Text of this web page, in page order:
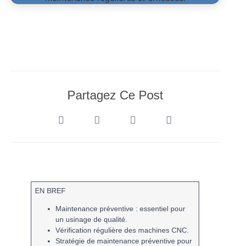
Partagez Ce Post
EN BREF
Maintenance préventive : essentiel pour
un usinage de qualité.
Vérification régulière des machines CNC
Stratégie de maintenance préventive pour